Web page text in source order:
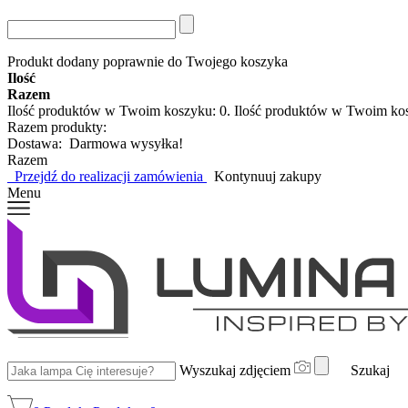
Produkt dodany poprawnie do Twojego koszyka
Ilość
Razem
Ilość produktów w Twoim koszyku: 0. Ilość produktów w Twoim
Razem produkty:
Dostawa: Darmowa wysyłka!
Razem
Przejdź do realizacji zamówienia
Kontynuuj zakupy
Menu
Wyszukaj zdjęciem Szukaj